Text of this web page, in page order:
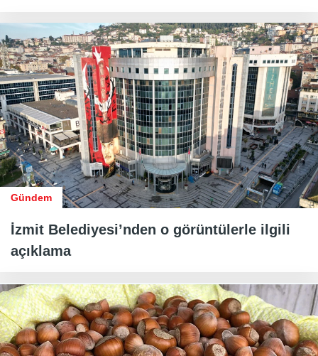
Gündem
İzmit Belediyesi’nden o görüntülerle ilgili
açıklama